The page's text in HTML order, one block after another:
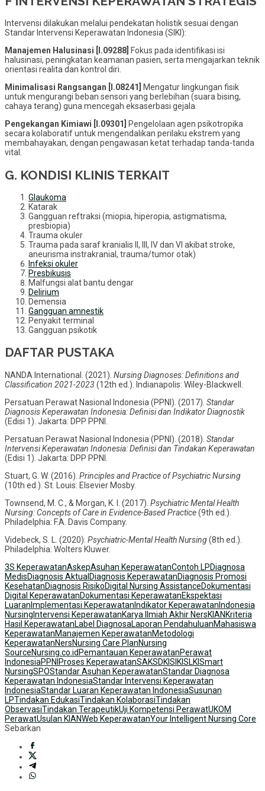
Intervensi dilakukan melalui pendekatan holistik sesuai dengan
Standar Intervensi Keperawatan Indonesia (SIKI):
Manajemen Halusinasi [I.09288] Fokus pada identifikasi isi
halusinasi, peningkatan keamanan pasien, serta mengajarkan teknik
orientasi realita dan kontrol diri.
Minimalisasi Rangsangan [I.08241]
Mengatur lingkungan fisik
untuk mengurangi beban sensori yang berlebihan (suara bising,
cahaya terang) guna mencegah eksaserbasi gejala.
Pengekangan Kimiawi [I.09301]
Pengelolaan agen psikotropika
secara kolaboratif untuk mengendalikan perilaku ekstrem yang
membahayakan, dengan pengawasan ketat terhadap tanda-tanda
vital.
G. KONDISI KLINIS TERKAIT
Glaukoma
Katarak
Gangguan reftraksi (miopia, hiperopia, astigmatisma,
presbiopia)
Trauma okuler
Trauma pada saraf kranialis II, III, IV dan VI akibat stroke,
aneurisma instrakranial, trauma/tumor otak)
Infeksi okuler
Presbikusis
Malfungsi alat bantu dengar
Delirium
Demensia
Gangguan amnestik
Penyakit terminal
Gangguan psikotik
DAFTAR PUSTAKA
NANDA International. (2021). Nursing Diagnoses: Definitions and
Classification 2021-2023 (12th ed.). Indianapolis: Wiley-Blackwell.
Persatuan Perawat Nasional Indonesia (PPNI). (2017). Standar
Diagnosis Keperawatan Indonesia: Definisi dan Indikator Diagnostik
(Edisi 1). Jakarta: DPP PPNI.
Persatuan Perawat Nasional Indonesia (PPNI). (2018). Standar
Intervensi Keperawatan Indonesia: Definisi dan Tindakan Keperawatan
(Edisi 1). Jakarta: DPP PPNI.
Stuart, G. W. (2016). Principles and Practice of Psychiatric Nursing
(10th ed.). St. Louis: Elsevier Mosby.
Townsend, M. C., & Morgan, K. I. (2017). Psychiatric Mental Health
Nursing: Concepts of Care in Evidence-Based Practice(9th ed.).
Philadelphia: F.A. Davis Company.
Videbeck, S. L. (2020). Psychiatric-Mental Health Nursing(8th ed.).
Philadelphia: Wolters Kluwer.
3S KeperawatanAskepAsuhan KeperawatanContoh LPDiagnosa
MedisDiagnosis Aktual Diagnosis KeperawatanDiagnosis Promosi
KesehatanDiagnosis RisikoDigital Nursing AssistanceDokumentasi
Digital KeperawatanDokumentasi KeperawatanEkspektasi
Luaran Implementasi Keperawatan Indikator Keperawatan Indonesia
Nursing Intervensi KeperawatanKarya Ilmiah Akhir NersKIAN Kriteria
Hasil KeperawatanLabel DiagnosaLaporan PendahuluanMahasiswa
KeperawatanManajemen KeperawatanMetodologi
KeperawatanNersNursing Care PlanNursing
SourceNursing.co.id Pemantauan KeperawatanPerawat
IndonesiaPPNI Proses KeperawatanSAKSDKISIKISLKISmart
NursingSPOStandar Asuhan KeperawatanStandar Diagnosa
Keperawatan IndonesiaStandar Intervensi Keperawatan
IndonesiaStandar Luaran Keperawatan IndonesiaSusunan
LPTindakan EdukasiTindakan KolaborasiTindakan
ObservasiTindakan TerapeutikUji Kompetensi PerawatUKOM
PerawatUsulan KIANWeb KeperawatanYour Intelligent Nursing Core
Sebarkan